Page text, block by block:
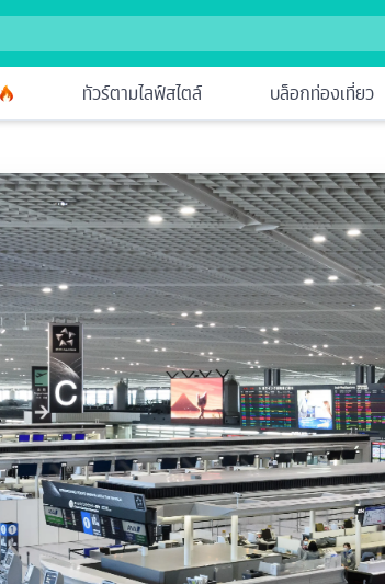
ทัวร์ตามไลฟ์สไตล์ บล็อกท่องเที่ยว